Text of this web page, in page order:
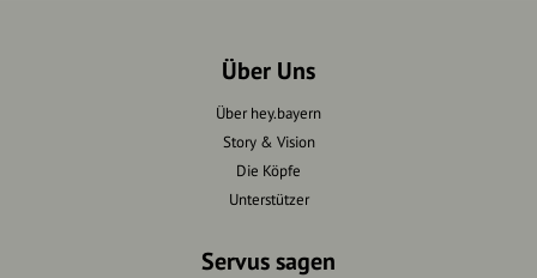
Über Uns
Über hey.bayern
Story & Vision
Die Köpfe
Unterstützer
Servus sagen